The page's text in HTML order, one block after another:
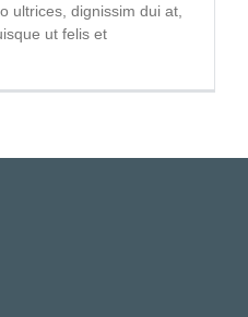
ultrices, dignissim dui at,
ut felis et